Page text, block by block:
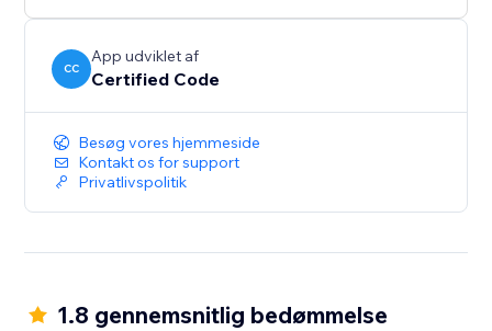
CC
App udviklet af
Certified Code
Besøg vores hjemmeside
Kontakt os for support
Privatlivspolitik
1.8 gennemsnitlig bedømmelse